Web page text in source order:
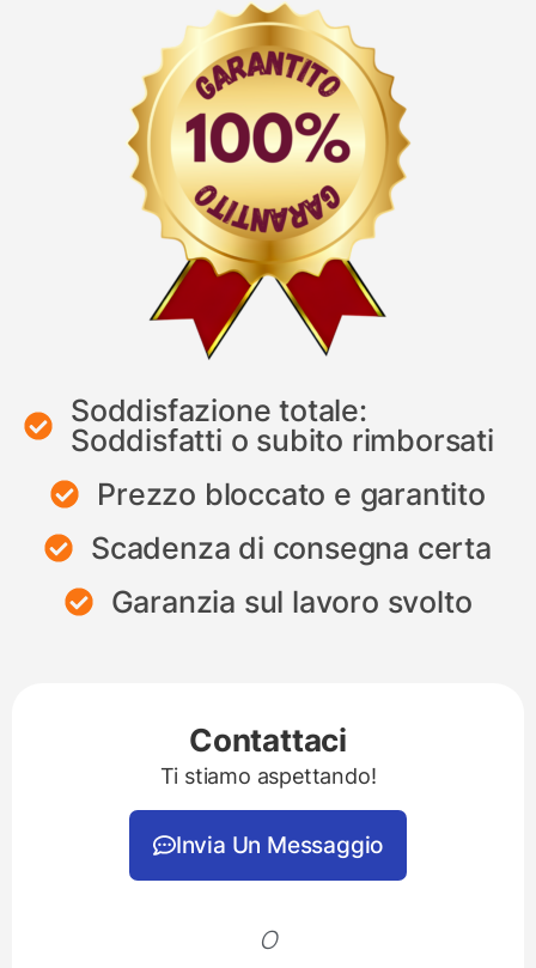
Soddisfazione totale:
Soddisfatti o subito rimborsati
Prezzo bloccato e garantito
Scadenza di consegna certa
Garanzia sul lavoro svolto
Contattaci
Ti stiamo aspettando!
Invia Un Messaggio
O